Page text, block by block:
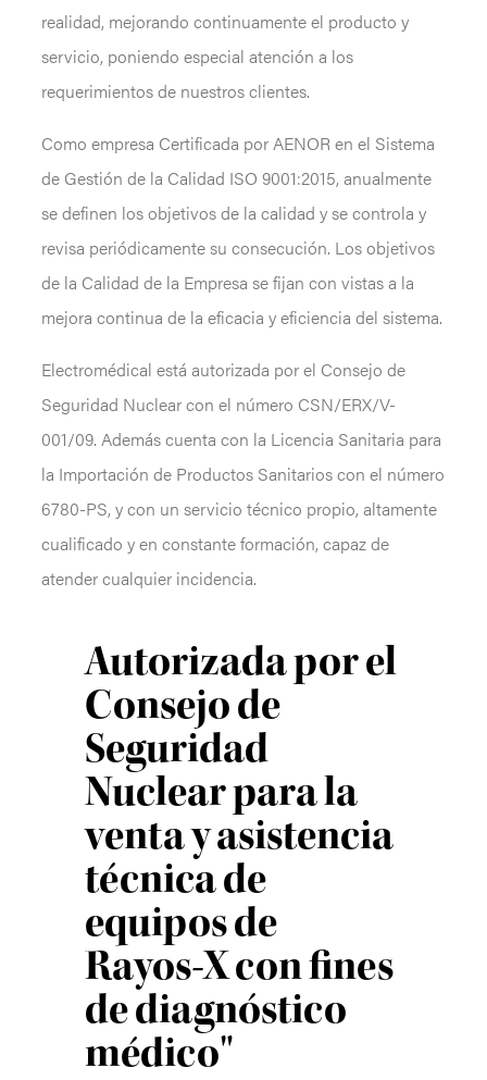
realidad, mejorando continuamente el producto y
servicio, poniendo especial atención a los
requerimientos de nuestros clientes.
Como empresa Certificada por AENOR en el Sistema
de Gestión de la Calidad ISO 9001:2015, anualmente
se definen los objetivos de la calidad y se controla y
revisa periódicamente su consecución. Los objetivos
de la Calidad de la Empresa se fijan con vistas a la
mejora continua de la eficacia y eficiencia del sistema.
Electromédical está autorizada por el Consejo de
Seguridad Nuclear con el número CSN/ERX/V-
001/09. Además cuenta con la Licencia Sanitaria para
la Importación de Productos Sanitarios con el número
6780-PS, y con un servicio técnico propio, altamente
cualificado y en constante formación, capaz de
atender cualquier incidencia.
Autorizada por el
Consejo de
Seguridad
Nuclear para la
venta y asistencia
técnica de
equipos de
Rayos-X con fines
de diagnóstico
médico"